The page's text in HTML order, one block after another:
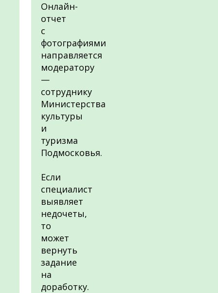
Онлайн-
отчет
с
фотографиями
направляется
модератору
—
сотруднику
Министерства
культуры
и
туризма
Подмосковья.
Если
специалист
выявляет
недочеты,
то
может
вернуть
задание
на
доработку.